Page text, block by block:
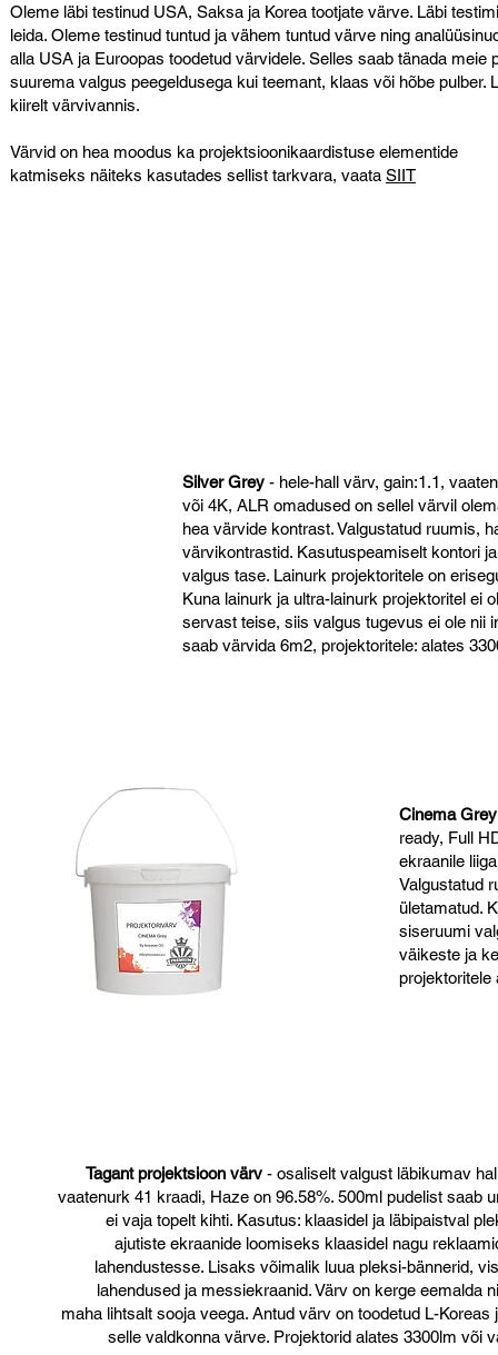
Oleme läbi testinud USA, Saksa ja Korea tootjate värve. Läbi
leida. Oleme testinud tuntud ja vähem tuntud värve ning
alla USA ja Euroopas toodetud värvidele. Selles saab tänada
suurema valgus peegeldusega kui teemant, klaas või hõbe
kiirelt värvivannis.
Värvid on hea moodus ka projektsioonikaardistuse elementide
katmiseks näiteks kasutades sellist tarkvara, vaata SIIT
Silver Grey - hele-hall värv, gain:1.1,
või 4K, ALR omadused on sellel värvil
hea värvide kontrast. Valgustatud ruumis,
värvikontrastid. Kasutuspeamiselt kontori
valgus tase. Lainurk projektoritele on
Kuna lainurk ja ultra-lainurk projektoritel ei
servast teise, siis valgus tugevus ei ole nii
saab värvida 6m2, projektoritele: alates
Cinema Grey
ready, Full
ekraanile
Valgustatud
ületamatud.
siseruumi
väikeste ja
projektoritele
Tagant projektsioon värv - osaliselt valgust läbikumav
vaatenurk 41 kraadi, Haze on 96.58%. 500ml pudelist saab
ei vaja topelt kihti. Kasutus: klaasidel ja läbipaistval
ajutiste ekraanide loomiseks klaasidel nagu
lahendustesse. Lisaks võimalik luua pleksi-bännerid,
lahendused ja messiekraanid. Värv on kerge eemalda
maha lihtsalt sooja veega. Antud värv on toodetud L-Koreas
selle valdkonna värve. Projektorid alates 3300lm või